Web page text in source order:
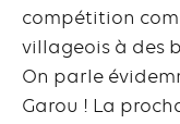
compétition
villageois à des
On parle
Garou ! La